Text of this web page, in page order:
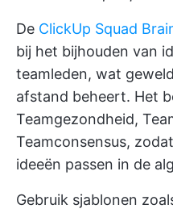
De ClickUp Squad
bij het bijhouden van
teamleden, wat
afstand beheert. Het
Teamgezondheid,
Teamconsensus,
ideeën passen in de
Gebruik sjablonen